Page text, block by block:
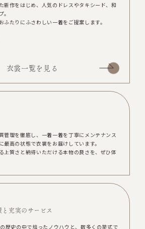
新作をはじめ、人気のドレスやタキシード、和
ふたりにふさわしい一着をご提案します。
衣裳一覧を見る
管理を徹底し、一着一着を丁寧にメンテナンス
最高の状態で衣裳をお届けしています。
上質さと納得いただける本物の良さを、ぜひ体
充実のサービス
歴史の中で培ったノウハウと、数多くの挙式で